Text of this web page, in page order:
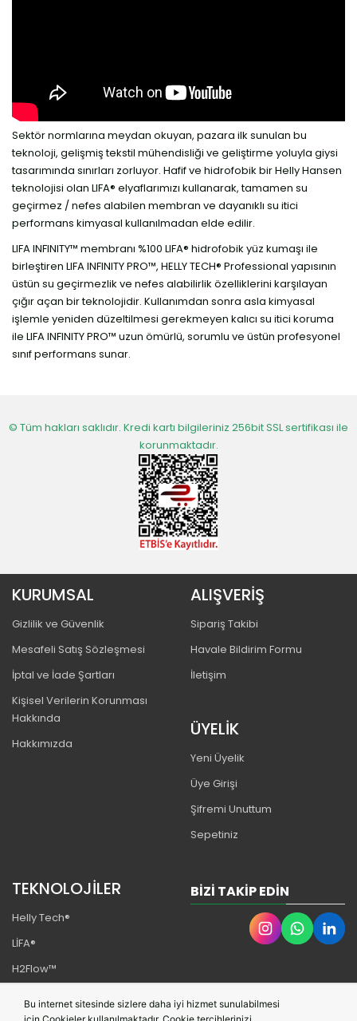
Sektör normlarına meydan okuyan, pazara ilk sunulan bu
teknoloji, gelişmiş tekstil mühendisliği ve geliştirme yoluyla giysi
tasarımında sınırları zorluyor. Hafif ve hidrofobik bir Helly Hansen
teknolojisi olan LIFA® elyaflarımızı kullanarak, tamamen su
geçirmez / nefes alabilen membran ve dayanıklı su itici
performans kimyasal kullanılmadan elde edilir.
LIFA INFINITY™ membranı %100 LIFA® hidrofobik yüz kumaşı ile
birleştiren LIFA INFINITY PRO™, HELLY TECH® Professional yapısının
üstün su geçirmezlik ve nefes alabilirlik özelliklerini karşılayan
çığır açan bir teknolojidir. Kullanımdan sonra asla kimyasal
işlemle yeniden düzeltilmesi gerekmeyen kalıcı su itici koruma
ile LIFA INFINITY PRO™ uzun ömürlü, sorumlu ve üstün profesyonel
sınıf performans sunar.
© Tüm hakları saklıdır. Kredi kartı bilgileriniz 256bit SSL sertifikası ile
korunmaktadır.
KURUMSAL
Gizlilik ve Güvenlik
Mesafeli Satış Sözleşmesi
İptal ve İade Şartları
Kişisel Verilerin Korunması
Hakkında
Hakkımızda
ALIŞVERİŞ
Sipariş Takibi
Havale Bildirim Formu
İletişim
ÜYELİK
Yeni Üyelik
Üye Girişi
Şifremi Unuttum
Sepetiniz
TEKNOLOJİLER
Helly Tech®
LİFA®
H2Flow™
BIZI TAKIP EDIN
Bu internet sitesinde sizlere daha iyi hizmet sunulabilmesi